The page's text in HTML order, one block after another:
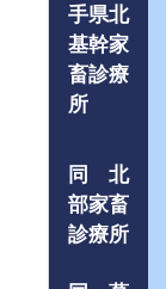
手県北
基幹家
畜診療
所
同 北
部家畜
診療所